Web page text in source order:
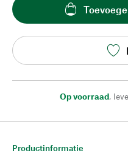
Op voorraad,
Productinformatie